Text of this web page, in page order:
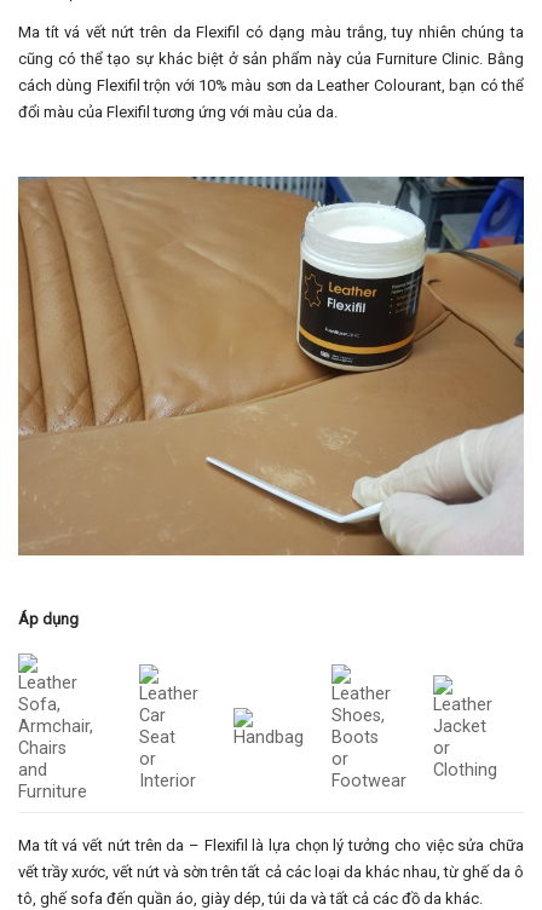
Ma tít vá vết nứt trên da Flexifil có dạng màu trắng, tuy nhiên chúng ta
cũng có thể tạo sự khác biệt ở sản phẩm này của Furniture Clinic. Bằng
cách dùng Flexifil trộn với 10% màu sơn da Leather Colourant, bạn có thể
đổi màu của Flexifil tương ứng với màu của da.
Áp dụng
Ma tít vá vết nứt trên da – Flexifil là lựa chọn lý tưởng cho việc sửa chữa
vết trầy xước, vết nứt và sờn trên tất cả các loại da khác nhau, từ ghế da ô
tô, ghế sofa đến quần áo, giày dép, túi da và tất cả các đồ da khác.